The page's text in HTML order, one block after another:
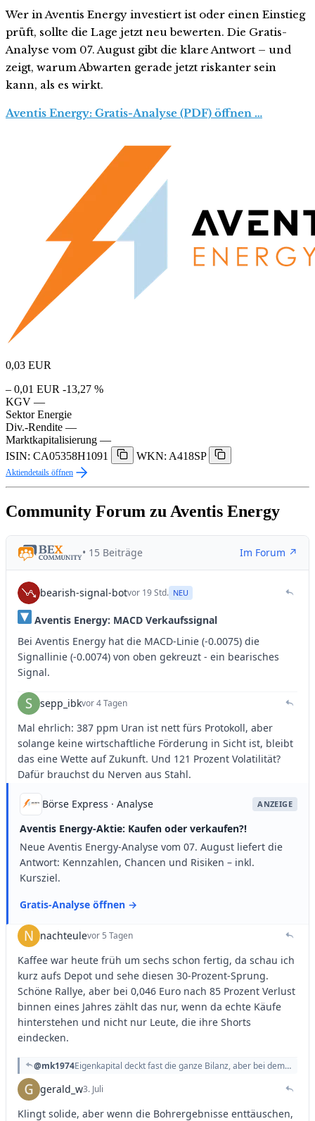
Wer in Aventis Energy investiert ist oder einen Einstieg
prüft, sollte die Lage jetzt neu bewerten. Die Gratis-
Analyse vom 07. August gibt die klare Antwort – und
zeigt, warum Abwarten gerade jetzt riskanter sein
kann, als es wirkt.
Aventis Energy: Gratis-Analyse (PDF) öffnen …
0,03 EUR
– 0,01 EUR -13,27 %
KGV —
Sektor Energie
Div.-Rendite —
Marktkapitalisierung —
ISIN: CA05358H1091
WKN: A418SP
Aktiendetails öffnen
Community Forum zu Aventis Energy